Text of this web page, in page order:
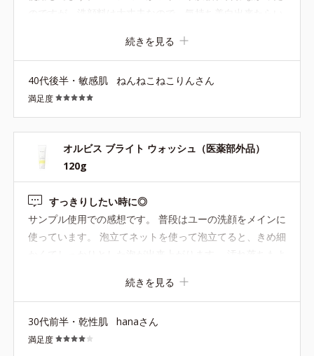
※ベースメイク、ポイントメイクを落とす場合は、クレンジング
料をご使用ください。
*10 皮脂汚れや不要な角質
●無油分、無香料、無着色 ●グリチルリチン酸ジカリウム＝肌荒れ防
●くすみ吸着成分*3＝くすみの原因となる皮脂汚れや古い角質を吸
着し取り除く成分
●カンゾウ葉エキス＝うるおいを保ち肌をすこやかに整える保湿成分
*1 ヒアルロン酸ナトリウム（２） *2 ソルビトール発酵多糖液 *3
のですが、洗顔料は大丈夫なので、気持ち美白出来たらい
続きを見る
40代後半・敏感肌 ねんねこねこりんさん
満足度
オルビス ブライト ウォッシュ（医薬部外品）
120g
すっきりしたい時に◎
サンプル使用での感想です。 普段はユーの洗顔をメインに
使っています。 泡立てネットを使って泡立てると、きめ細
までに時間があると乾燥肌の私では少しつっぱる感じがあ
るので、夏にすっきりしたい時はユーではなくこちらを使
ってみてもいいかな。と思いました。
続きを見る
30代前半・乾性肌 hanaさん
満足度